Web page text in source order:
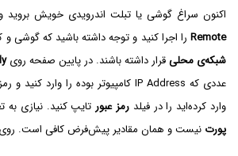
اکنون سراغ گوشی یا تبلت اندرویدی خویش بروید
Remote را اجرا کنید و توجه داشته باشید که گوشی
شبکه‌ی محلیقرار داشته باشند. در پایین صفحه روی
وارد کرده‌اید را در فیلد رمز عبور تایپ کنید. نیازی به
پورت نیست و همان مقادیر پیش‌فرض کافی است.